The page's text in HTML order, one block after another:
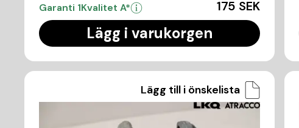
Garanti 1Kvalitet A* 175 SEK
Lägg i varukorgen
Lägg till i önskelista